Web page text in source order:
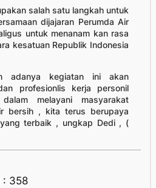
salah satu langkah untuk
dijajaran Perumda Air
untuk menanam kan rasa
kesatuan Republik Indonesia
adanya kegiatan ini akan
profesionlis kerja personil
melayani masyarakat
bersih , kita terus berupaya
terbaik , ungkap Dedi , (
: 358